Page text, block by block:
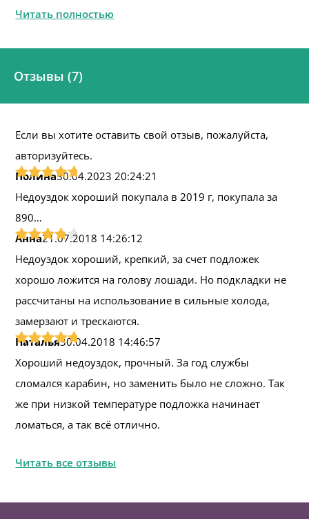
Читать полностью
Отзывы (7)
Если вы хотите оставить свой отзыв, пожалуйста,
авторизуйтесь.
Полина30.04.2023 20:24:21
Недоуздок хороший покупала в 2019 г, покупала за
890…
Анна21.07.2018 14:26:12
Недоуздок хороший, крепкий, за счет подложек
хорошо ложится на голову лошади. Но подкладки не
рассчитаны на использование в сильные холода,
замерзают и трескаются.
Наталья30.04.2018 14:46:57
Хороший недоуздок, прочный. За год службы
сломался карабин, но заменить было не сложно. Так
же при низкой температуре подложка начинает
ломаться, а так всё отлично.
Читать все отзывы